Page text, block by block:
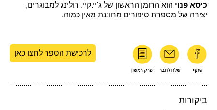
כיסא פנוי הוא הרומן הראשון של ג'יי.קיי. רולינג למבוגרים,
יצירה של מספרת סיפורים מחוננת מאין כמוה.
לרכישת הספר לחצו כאן
ביקורות